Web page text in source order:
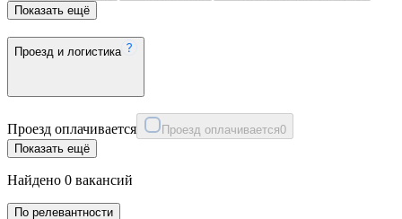
Показать ещё
Проезд и логистика
Проезд оплачивается Проезд оплачивается0
Показать ещё
Найдено 0 вакансий
По релевантности